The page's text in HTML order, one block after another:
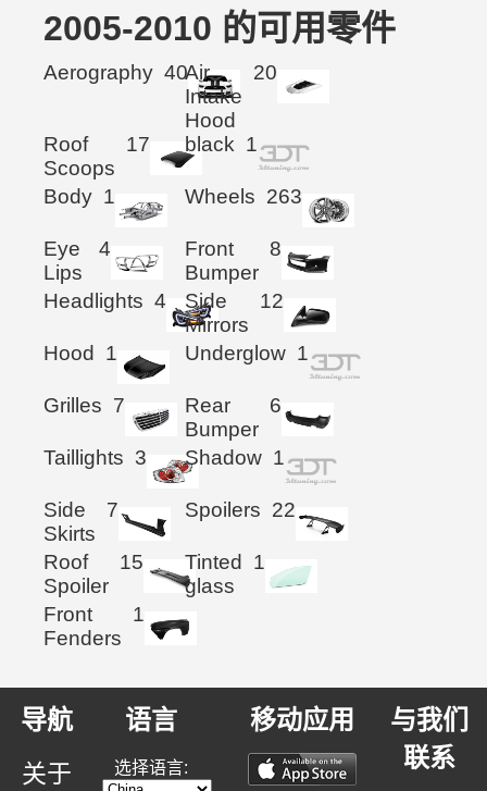
2005-2010 的可用零件
Aerography 40Air
Intake
Hood
20
Roof
Scoops
17 black 1
Body 1 Wheels 263
Eye
Lips
4
Front
Bumper
8
Headlights 4
Side
Mirrors
12
Hood 1 Underglow 1
Grilles 7
Rear
Bumper
6
Taillights 3 Shadow 1
Side
Skirts
7 Spoilers 22
Roof
Spoiler
15
Tinted
glass
1
Front
Fenders
1
导航
关于
语言
选择语言:
移动应用
与我们
联系